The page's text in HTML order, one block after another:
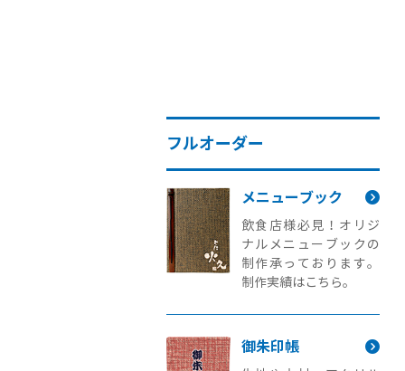
フルオーダー
メニューブック
飲食店様必見！オリジ
ナルメニューブックの
制作承っております。
制作実績はこちら。
御朱印帳